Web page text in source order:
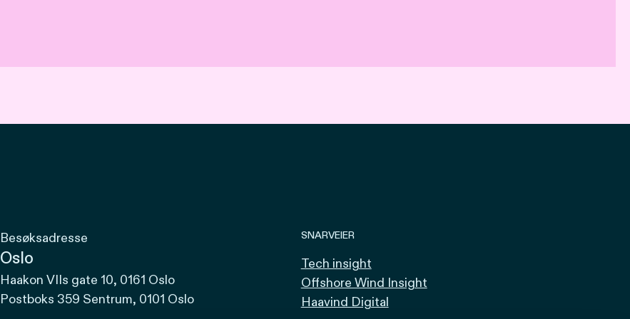
Besøksadresse
Oslo
Haakon VIIs gate 10, 0161 Oslo
Postboks 359 Sentrum, 0101 Oslo
SNARVEIER
Tech insight
Offshore Wind Insight
Haavind Digital